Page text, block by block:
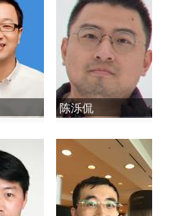
陈泺侃